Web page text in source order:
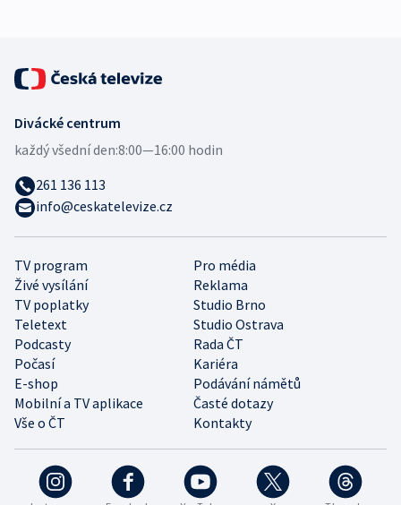
TV program
Pro média
Živé vysílání
Reklama
TV poplatky
Studio Brno
Teletext
Studio Ostrava
Podcasty
Rada ČT
Počasí
Kariéra
E-shop
Podávání námětů
Mobilní a TV aplikace
Časté dotazy
Vše o ČT
Kontakty
Divácké centrum
každý všední den:8:00—16:00 hodin
261 136 113
info@ceskatelevize.cz